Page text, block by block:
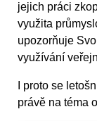
jejich práci
využita
upozorňuje
využívání
I proto se
právě na téma